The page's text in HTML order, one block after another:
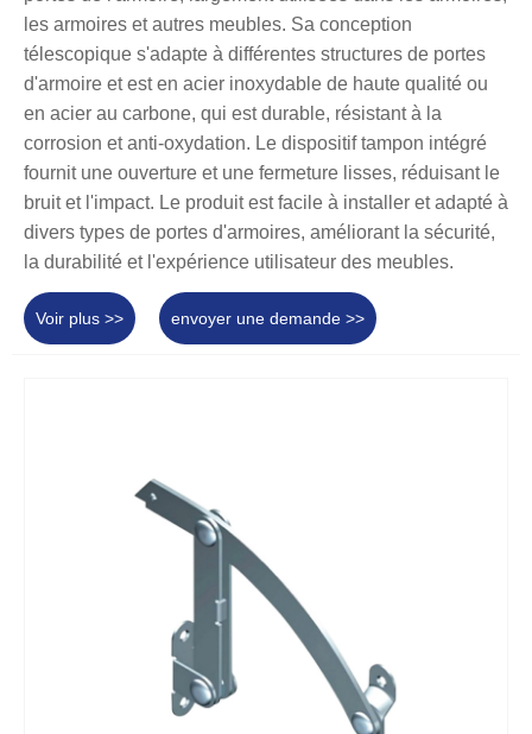
les armoires et autres meubles. Sa conception
télescopique s'adapte à différentes structures de portes
d'armoire et est en acier inoxydable de haute qualité ou
en acier au carbone, qui est durable, résistant à la
corrosion et anti-oxydation. Le dispositif tampon intégré
fournit une ouverture et une fermeture lisses, réduisant le
bruit et l'impact. Le produit est facile à installer et adapté à
divers types de portes d'armoires, améliorant la sécurité,
la durabilité et l'expérience utilisateur des meubles.
Voir plus >> envoyer une demande >>